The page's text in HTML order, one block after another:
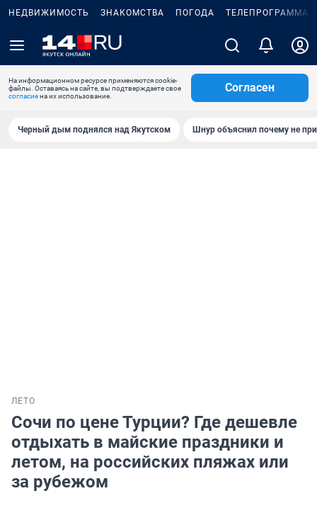
НЕДВИЖИМОСТЬ ЗНАКОМСТВА ПОГОДА ТЕЛЕПРОГРАММА
На информационном ресурсе применяются cookie-
файлы. Оставаясь на сайте, вы подтверждаете свое
согласиена их использование.
Согласен
Черный дым поднялся над Якутском Шнур объяснил почему не
ЛЕТО
Сочи по цене Турции? Где дешевле
отдыхать в майские праздники и
летом, на российских пляжах или
за рубежом